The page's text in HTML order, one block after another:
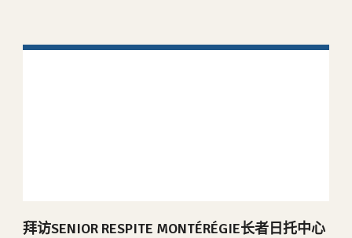
拜访SENIOR RESPITE MONTÉRÉGIE长者日托中心